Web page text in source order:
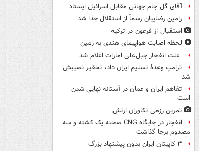
آقای گل جام جهانی مقابل اسرائیل ایستاد
رامین رضاییان رسماً از استقلال جدا شد
استقبال از فرعون در ترکیه
لحظه اصابت هواپیمای هندی به زمین
علت انفجار جبل‌علی امارات اعلام شد
ترامپ وعدۀ تسلیم ایران داد، تحقیر نصیبش
شد
تفاهم ایران و عمان در آستانه نهایی شدن
است
تمرین رزمی تکاوران ارتش
انفجار در جایگاه CNG صحنه یک کشته و سه
مصدوم برجا گذاشت
۳ کاپیتان ایران بدون پیشنهاد بزرگ